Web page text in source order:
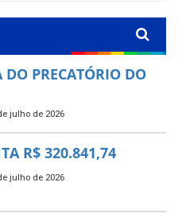
DO PRECATÓRIO DO
julho de 2026
R$ 320.841,74
julho de 2026